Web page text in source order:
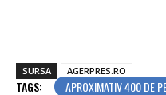
SURSA AGERPRES.RO
TAGS: APROXIMATIV 400 DE